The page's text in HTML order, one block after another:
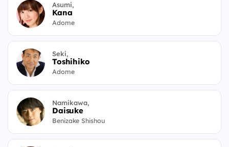
Asumi,
Kana
Adome
Seki,
Toshihiko
Adome
Namikawa,
Daisuke
Benizake Shishou